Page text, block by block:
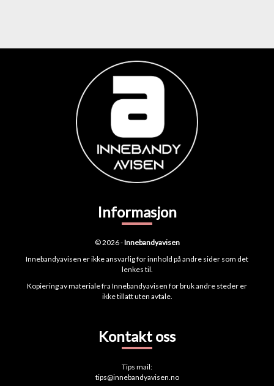
Informasjon
© 2026 -Innebandyavisen
Innebandyavisen er ikke ansvarlig for innhold på andre sider som det
lenkes til.
Kopiering av materiale fra Innebandyavisen for bruk andre steder er
ikke tillatt uten avtale.
Kontakt oss
Tips mail:
tips@innebandyavisen.no